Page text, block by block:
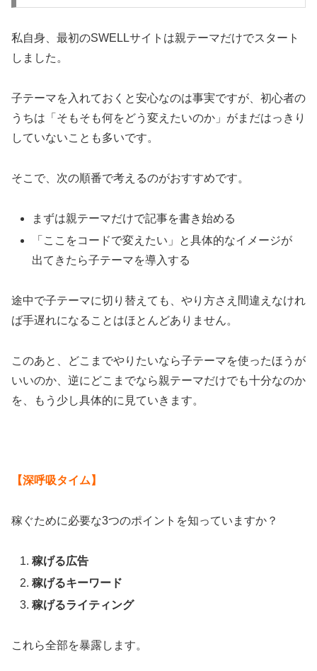
私自身、最初のSWELLサイトは親テーマだけでスタート
しました。
子テーマを入れておくと安心なのは事実ですが、初心者の
うちは「そもそも何をどう変えたいのか」がまだはっきり
していないことも多いです。
そこで、次の順番で考えるのがおすすめです。
まずは親テーマだけで記事を書き始める
「ここをコードで変えたい」と具体的なイメージが
出てきたら子テーマを導入する
途中で子テーマに切り替えても、やり方さえ間違えなけれ
ば手遅れになることはほとんどありません。
このあと、どこまでやりたいなら子テーマを使ったほうが
いいのか、逆にどこまでなら親テーマだけでも十分なのか
を、もう少し具体的に見ていきます。
【深呼吸タイム】
稼ぐために必要な3つのポイントを知っていますか？
稼げる広告
稼げるキーワード
稼げるライティング
これら全部を暴露します。